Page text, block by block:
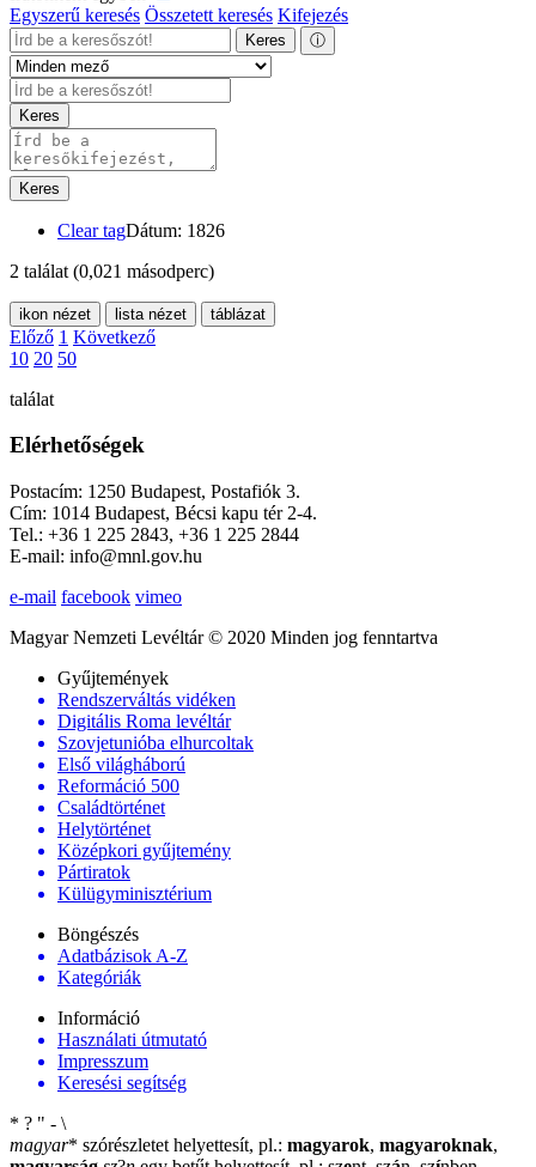
Egyszerű keresés Összetett keresés Kifejezés
Keres ⓘ
Keres
Keres
Clear tagDátum: 1826
2 találat (0,021 másodperc)
ikon nézet lista nézet táblázat
Előző 1 Következő
10 20 50
találat
Elérhetőségek
Postacím: 1250 Budapest, Postafiók 3.
Cím: 1014 Budapest, Bécsi kapu tér 2-4.
Tel.: +36 1 225 2843, +36 1 225 2844
E-mail: info@mnl.gov.hu
e-mail facebook vimeo
Magyar Nemzeti Levéltár © 2020 Minden jog fenntartva
Gyűjtemények
Rendszerváltás vidéken
Digitális Roma levéltár
Szovjetunióba elhurcoltak
Első világháború
Reformáció 500
Családtörténet
Helytörténet
Középkori gyűjtemény
Pártiratok
Külügyminisztérium
Böngészés
Adatbázisok A-Z
Kategóriák
Információ
Használati útmutató
Impresszum
Keresési segítség
* ? " - \
magyar* szórészletet helyettesít, pl.: magyarok, magyaroknak,